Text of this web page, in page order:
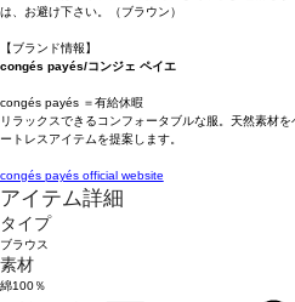
は、お避け下さい。（ブラウン）
【ブランド情報】
congés payés/コンジェ ペイエ
congés payés ＝有給休暇
リラックスできるコンフォータブルな服。天然素材
ートレスアイテムを提案します。
congés payés official website
アイテム詳細
タイプ
ブラウス
素材
綿100％